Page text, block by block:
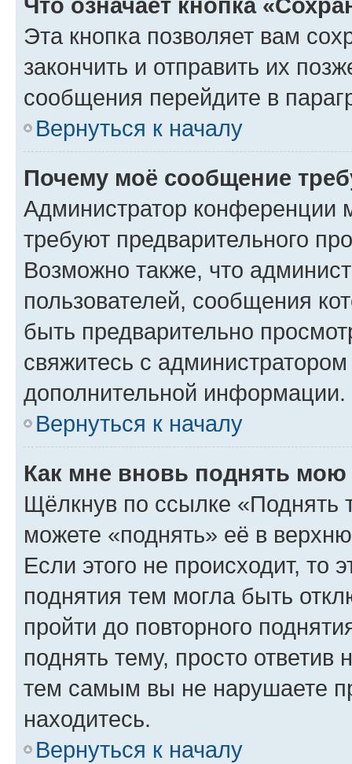
Эта кнопка позволяет вам
закончить и отправить их
сообщения перейдите в
Вернуться к началу
Почему моё сообщение
Администратор конференции
требуют предварительного
Возможно также, что
пользователей, сообщения
быть предварительно
свяжитесь с
дополнительной информации.
Вернуться к началу
Как мне вновь поднять мою
Щёлкнув по ссылке «Поднять
можете «поднять» её в
Если этого не происходит, то
поднятия тем могла быть
пройти до повторного
поднять тему, просто ответив
тем самым вы не нарушаете
находитесь.
Вернуться к началу